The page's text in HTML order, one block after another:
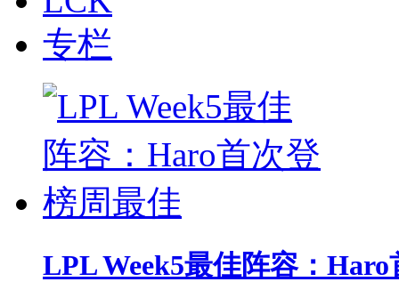
专栏
LPL Week5最佳阵容：